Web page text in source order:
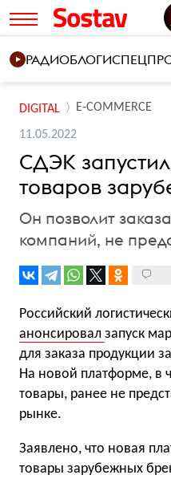
РАДИОБЛОГИ
DIGITAL E-COMMERCE
11.05.2022
СДЭК
товаров
Он позволит
компаний, не
Российский
анонсировал запуск
для заказа продукции
На новой платформе, в
товары, ранее не
рынке.
Заявлено, что новая
товары зарубежных